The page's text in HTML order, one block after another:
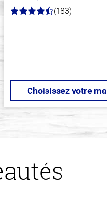
4.8
(183)
Choisissez votre